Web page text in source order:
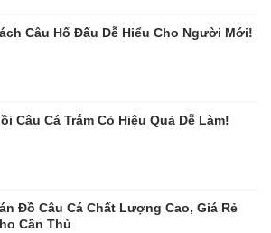
Câu Hố Đấu Dễ Hiểu Cho Người Mới!
Câu Cá Trắm Cỏ Hiệu Quả Dễ Làm!
Đồ Câu Cá Chất Lượng Cao, Giá Rẻ
Cần Thủ